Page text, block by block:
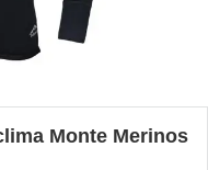
Monte Merinos